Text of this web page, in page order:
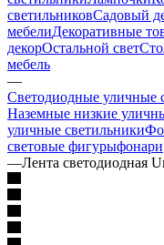
светильниковСадовый
мебелиДекоративные
декорОстальной свет
мебель
—
Светодиодные уличные
Наземные низкие
уличные светильники
световые фигурыфонари
—Лента светодиодная